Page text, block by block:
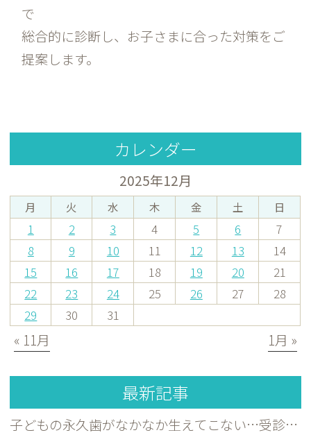
で
総合的に診断し、お子さまに合った対策をご
提案します。
カレンダー
2025年12月
月 火 水 木 金 土 日
1 2 3 4 5 6
7
8
9 10 11 12 13
14
15
16 17 18 19 20
21
22
23 24 25 26 27
28
29
30 31
« 11月 1月 »
最新記事
子どもの永久歯がなかなか生えてこない…受診した方がよいケースを歯科医が解説｜宮原・さいたま市北区の歯医者